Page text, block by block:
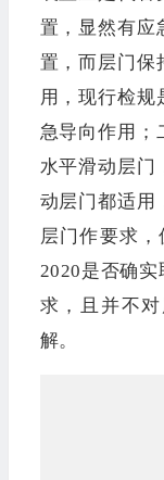
置，显然有应
置，而层门保
用，现行检规
急导向作用；
水平滑动层门
动层门都适用
层门作要求
2020是否确
求，且并不
解。